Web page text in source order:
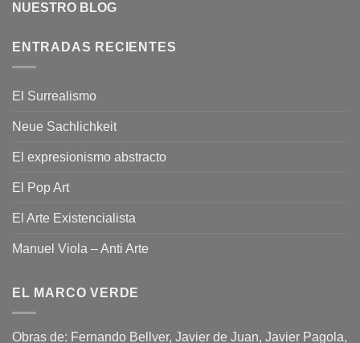
NUESTRO BLOG
ENTRADAS RECIENTES
El Surrealismo
Neue Sachlichkeit
El expresionismo abstracto
El Pop Art
El Arte Existencialista
Manuel Viola – Anti Arte
EL MARCO VERDE
Obras de: Fernando Bellver, Javier de Juan, Javier Pagola,